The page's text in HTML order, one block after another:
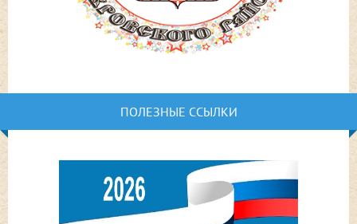
ПОЛЕЗНЫЕ ССЫЛКИ